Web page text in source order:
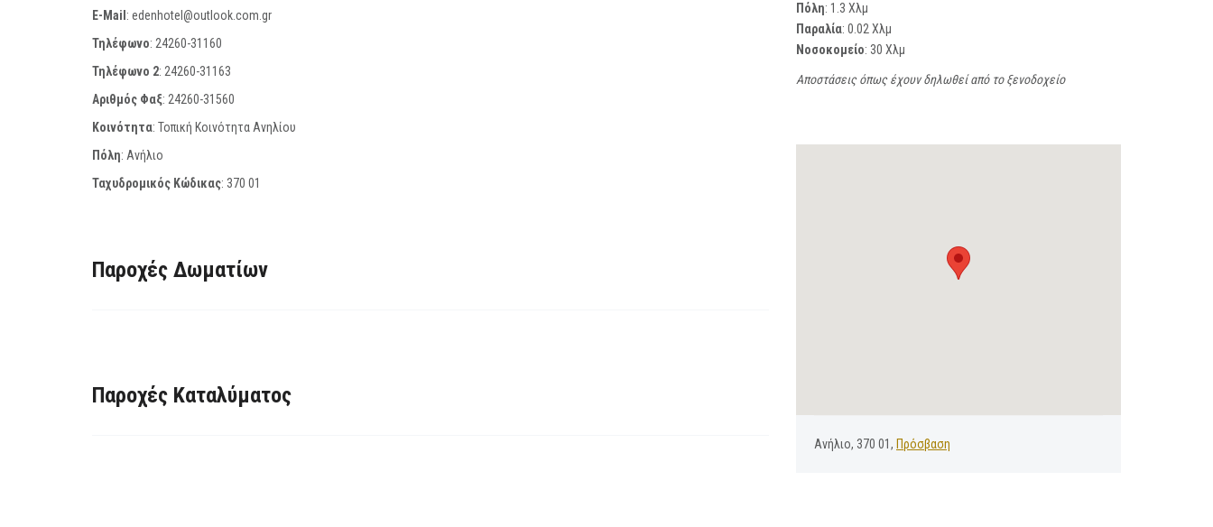
E-Mail : edenhotel@outlook.com.gr
Τηλέφωνο: 24260-31160
Τηλέφωνο 2: 24260-31163
Αριθμός Φαξ: 24260-31560
Κοινότητα: Τοπική Κοινότητα Ανηλίου
Πόλη: Ανήλιο
Ταχυδρομικός Κώδικας: 370 01
Παροχές Δωματίων
Παροχές Καταλύματος
Πόλη: 1.3 Χλμ
Παραλία: 0.02 Χλμ
Νοσοκομείο: 30 Χλμ
Αποστάσεις όπως έχουν δηλωθεί από το ξενοδοχείο
Ανήλιο, 370 01, Πρόσβαση